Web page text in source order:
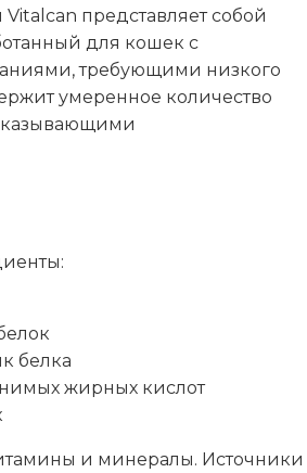
Омега-3 жирные
представляет собой
для кошек с
требующими низкого
умеренное количество
белка
жирных кислот
и минералы. Источники